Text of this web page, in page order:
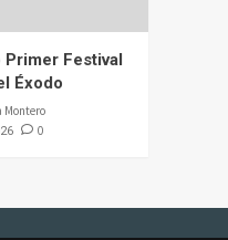
Festival
Éxodo
Montero
0